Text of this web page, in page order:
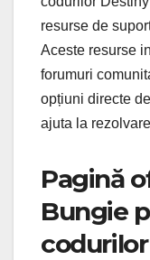
resurse de
Aceste resurse
forumuri
opțiuni directe
ajuta la
Pagină
Bungie
codurilor